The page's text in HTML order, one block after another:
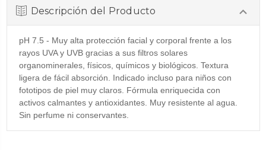
Descripción del Producto
pH 7.5 - Muy alta protección facial y corporal frente a los
rayos UVA y UVB gracias a sus filtros solares
organominerales, físicos, químicos y biológicos. Textura
ligera de fácil absorción. Indicado incluso para niños con
fototipos de piel muy claros. Fórmula enriquecida con
activos calmantes y antioxidantes. Muy resistente al agua.
Sin perfume ni conservantes.